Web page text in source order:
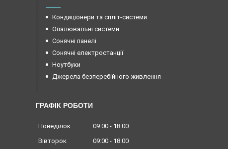
Кондиціонери та спліт-системи
Опалювальні системи
Сонячні панелі
Сонячні електростанції
Ноутбуки
Джерела безперебійного живлення
ГРАФІК РОБОТИ
Понеділок 09:00
18:00
Вівторок
09:00
18:00